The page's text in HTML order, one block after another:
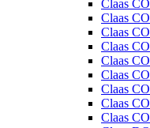
Claas
Claas
Claas
Claas
Claas
Claas
Claas
Claas
Claas